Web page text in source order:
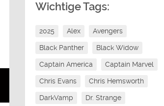
Wichtige Tags:
2025 Alex Avengers
Black Panther Black Widow
Captain America Captain Marvel
Chris Evans Chris Hemsworth
DarkVamp Dr. Strange